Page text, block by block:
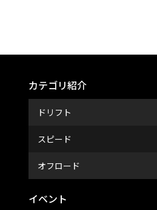
カテゴリ紹介
ドリフト
スピード
オフロード
イベント